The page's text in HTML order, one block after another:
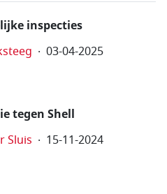
inspecties
03-04-2025
tegen Shell
Sluis 15-11-2024